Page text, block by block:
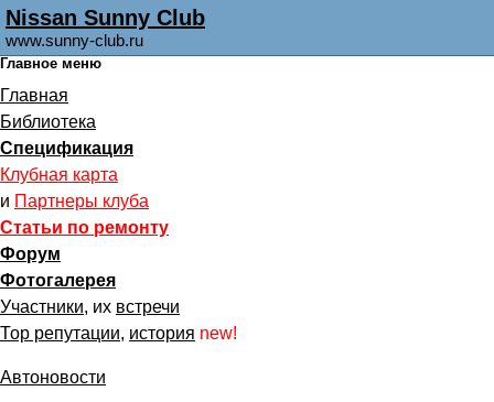
Nissan Sunny Club
www.sunny-club.ru
Главное меню
Главная
Библиотека
Спецификация
Клубная карта
и Партнеры клуба
Статьи по ремонту
Форум
Фотогалерея
Участники, их встречи
Тор репутации, история new!
Автоновости